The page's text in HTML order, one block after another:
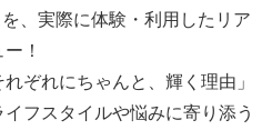
、実際に体験・利用したリア
！
ぞれにちゃんと、輝く理由」
フスタイルや悩みに寄り添う